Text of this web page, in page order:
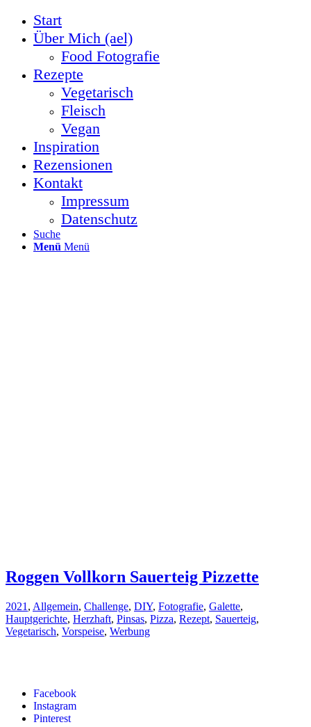
Start
Über Mich (ael)
Food Fotografie
Rezepte
Vegetarisch
Fleisch
Vegan
Inspiration
Rezensionen
Kontakt
Impressum
Datenschutz
Suche
Menü Menü
Facebook
Instagram
Pinterest
Roggen Vollkorn Sauerteig Pizzette
2021 , Allgemein, Challenge, DIY, Fotografie, Galette,
Hauptgerichte, Herzhaft, Pinsas, Pizza, Rezept, Sauerteig,
Vegetarisch, Vorspeise, Werbung